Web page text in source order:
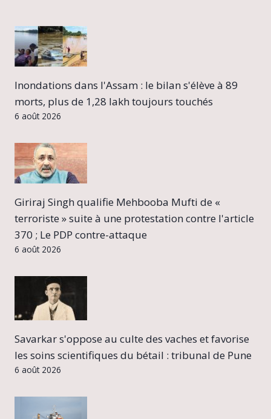
Inondations dans l'Assam : le bilan s'élève à 89
morts, plus de 1,28 lakh toujours touchés
6 août 2026
Giriraj Singh qualifie Mehbooba Mufti de «
terroriste » suite à une protestation contre l'article
370 ; Le PDP contre-attaque
6 août 2026
Savarkar s'oppose au culte des vaches et favorise
les soins scientifiques du bétail : tribunal de Pune
6 août 2026